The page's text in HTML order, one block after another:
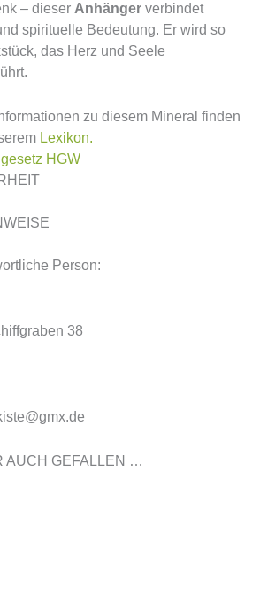
– dieser Anhänger verbindet
spirituelle Bedeutung. Er wird so
das Herz und Seele
zu diesem Mineral finden
Lexikon.
HGW
Person:
38
AUCH GEFALLEN …